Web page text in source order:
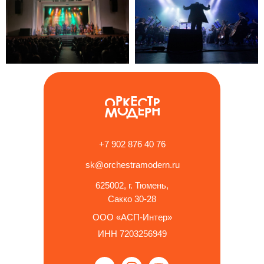
ООО «АСП-Интер»
ИНН 7203256949
sk@orchestramodern.ru
+7 902 876 40 76
625002, г. Тюмень,
Сакко 30-28